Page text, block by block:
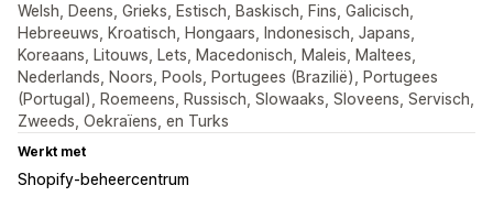
Welsh, Deens, Grieks, Estisch, Baskisch, Fins, Galicisch,
Hebreeuws, Kroatisch, Hongaars, Indonesisch, Japans,
Koreaans, Litouws, Lets, Macedonisch, Maleis, Maltees,
Nederlands, Noors, Pools, Portugees (Brazilië), Portugees
(Portugal), Roemeens, Russisch, Slowaaks, Sloveens, Servisch,
Zweeds, Oekraïens, en Turks
Werkt met
Shopify-beheercentrum